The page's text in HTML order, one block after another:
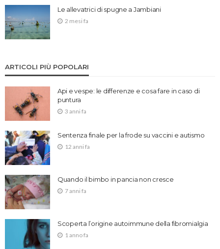
Le allevatrici di spugne a Jambiani
2 mesi fa
ARTICOLI PIÙ POPOLARI
Api e vespe: le differenze e cosa fare in caso di
puntura
3 anni fa
Sentenza finale per la frode su vaccini e autismo
12 anni fa
Quando il bimbo in pancia non cresce
7 anni fa
Scoperta l’origine autoimmune della fibromialgia
1 anno fa